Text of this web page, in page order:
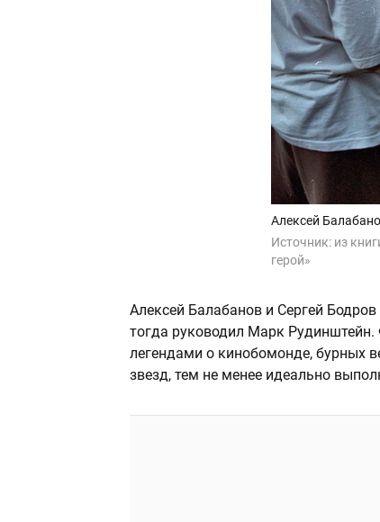
Алексей
Источник: из
герой»
Алексей Балабанов и Сергей
тогда руководил Марк
легендами о кинобомонде, бурных
звезд, тем не менее идеально